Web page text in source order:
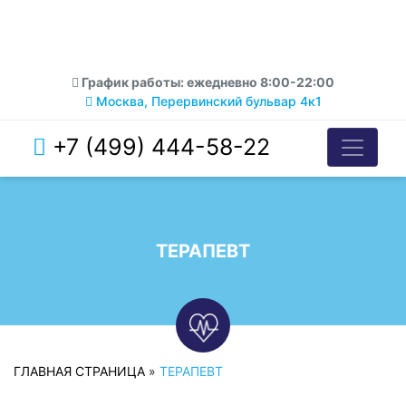
График работы: ежедневно 8:00-22:00
Москва, Перервинский бульвар 4к1
+7 (499) 444-58-22
ТЕРАПЕВТ
ГЛАВНАЯ СТРАНИЦА » ТЕРАПЕВТ